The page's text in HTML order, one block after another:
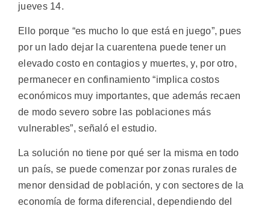
jueves 14.
Ello porque “es mucho lo que está en juego”, pues
por un lado dejar la cuarentena puede tener un
elevado costo en contagios y muertes, y, por otro,
permanecer en confinamiento “implica costos
económicos muy importantes, que además recaen
de modo severo sobre las poblaciones más
vulnerables”, señaló el estudio.
La solución no tiene por qué ser la misma en todo
un país, se puede comenzar por zonas rurales de
menor densidad de población, y con sectores de la
economía de forma diferencial, dependiendo del